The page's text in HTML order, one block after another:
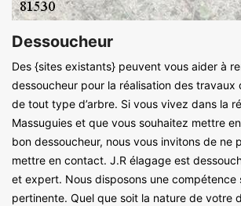
Dessoucheur
Des {sites existants} peuvent vous aider à
dessoucheur pour la réalisation des travaux
de tout type d’arbre. Si vous vivez dans la
Massuguies et que vous souhaitez mettre
bon dessoucheur, nous vous invitons de ne
mettre en contact. J.R élagage est
et expert. Nous disposons une compétence
pertinente. Quel que soit la nature de votre